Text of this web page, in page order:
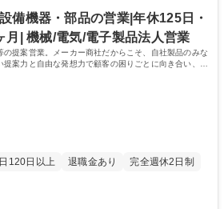
未経験歓迎｜年休125日・賞与8ヶ月
有システムを通じて、他拠点での成功事例や
が得られる仕組みがあります。日々改善を図
動車
備機器・部品の営業|年休125日・
月| 機械/電気/電子製品法人営業
提案営業。メーカー商社だからこそ、自社製品のみな
案力と自由な発想力で顧客の困りごとに向き合い、顧
。
120日以上 退職金あり
完全週休2日制